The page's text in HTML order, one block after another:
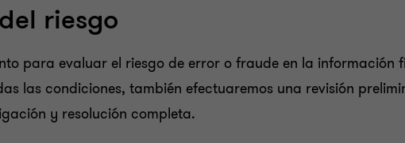
riesgo
para evaluar el riesgo de error o fraude en la
las condiciones, también efectuaremos una revisión
y resolución completa.